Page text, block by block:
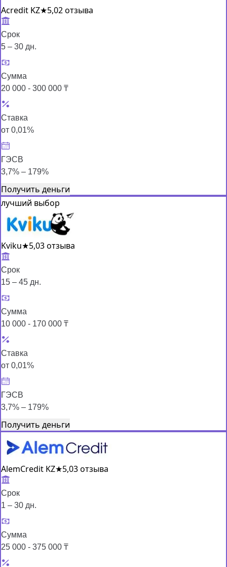
Acredit KZ★5,02 отзыва
Срок
5 – 30 дн.
Сумма
20 000 - 300 000 ₸
Ставка
от 0,01%
ГЭСВ
3,7% – 179%
Получить деньги
лучший выбор
Kviku★5,03 отзыва
Срок
15 – 45 дн.
Сумма
10 000 - 170 000 ₸
Ставка
от 0,01%
ГЭСВ
3,7% – 179%
Получить деньги
AlemCredit KZ★5,03 отзыва
Срок
1 – 30 дн.
Сумма
25 000 - 375 000 ₸